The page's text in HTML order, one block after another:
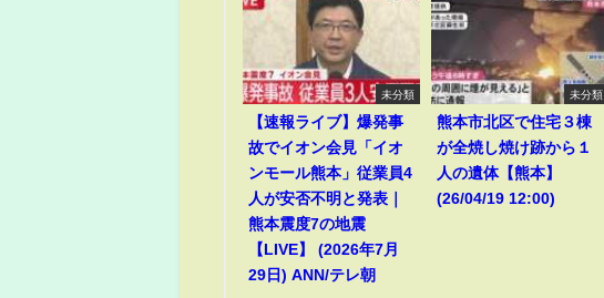
未分類
【速報ライブ】爆発事
故でイオン会見「イオ
ンモール熊本」従業員4
人が安否不明と発表｜
熊本震度7の地震
【LIVE】 (2026年7月
29日) ANN/テレ朝
未分類
熊本市北区で住宅３棟
が全焼し焼け跡から１
人の遺体【熊本】
(26/04/19 12:00)